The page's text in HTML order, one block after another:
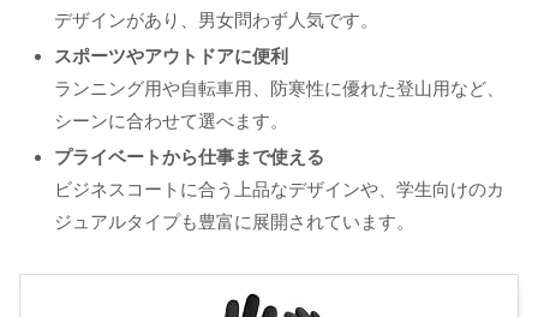
デザインがあり、男女問わず人気です。
スポーツやアウトドアに便利
ランニング用や自転車用、防寒性に優れた登山用など、
シーンに合わせて選べます。
プライベートから仕事まで使える
ビジネスコートに合う上品なデザインや、学生向けのカ
ジュアルタイプも豊富に展開されています。